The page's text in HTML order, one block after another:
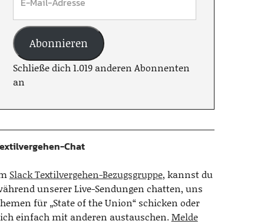
Abonnieren
Schließe dich 1.019 anderen Abonnenten
an
Chat
Slack Textilvergehen-Bezugsgruppe, kannst du
unserer Live-Sendungen chatten, uns
für „State of the Union“ schicken oder
einfach mit anderen austauschen.Melde